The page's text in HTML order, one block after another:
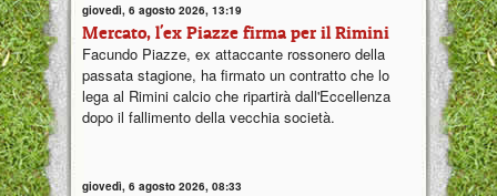
giovedì, 6 agosto 2026, 13:19
Mercato, l'ex Piazze firma per il Rimini
Facundo Piazze, ex attaccante rossonero della
passata stagione, ha firmato un contratto che lo
lega al Rimini calcio che ripartirà dall'Eccellenza
dopo il fallimento della vecchia società.
giovedì, 6 agosto 2026, 08:33